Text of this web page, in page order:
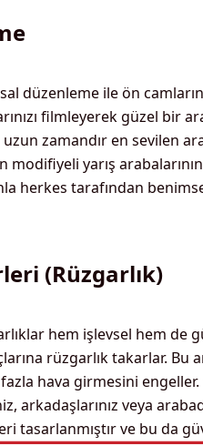
düzenleme ile ön
filmleyerek güzel bir
zamandır en sevilen
yarış
herkes tarafından
(Rüzgarlık)
hem işlevsel hem de
rüzgarlık takarlar. Bu
hava girmesini engeller.
arkadaşlarınız veya
tasarlanmıştır ve bu da